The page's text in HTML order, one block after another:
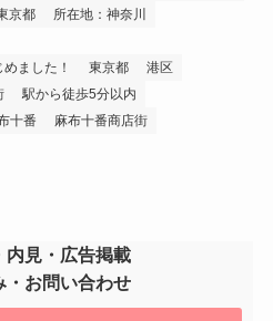
京都
所在地：神奈川
ました！
東京都
港区
駅から徒歩5分以内
十番 麻布十番商店街
内見・広告掲載
・お問い合わせ